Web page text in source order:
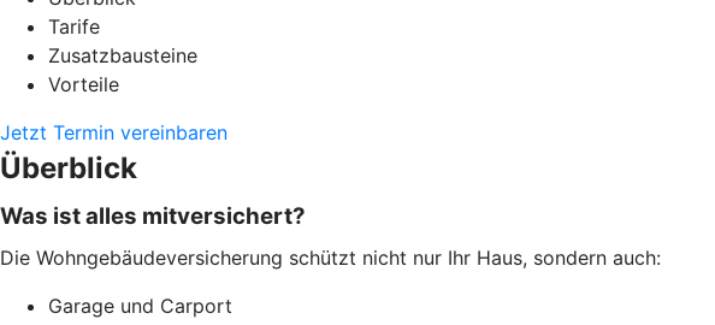
Tarife
Zusatzbausteine
Vorteile
Jetzt Termin vereinbaren
Überblick
Was ist alles mitversichert?
Die Wohngebäudeversicherung schützt nicht nur Ihr Haus, sondern auch:
Garage und Carport